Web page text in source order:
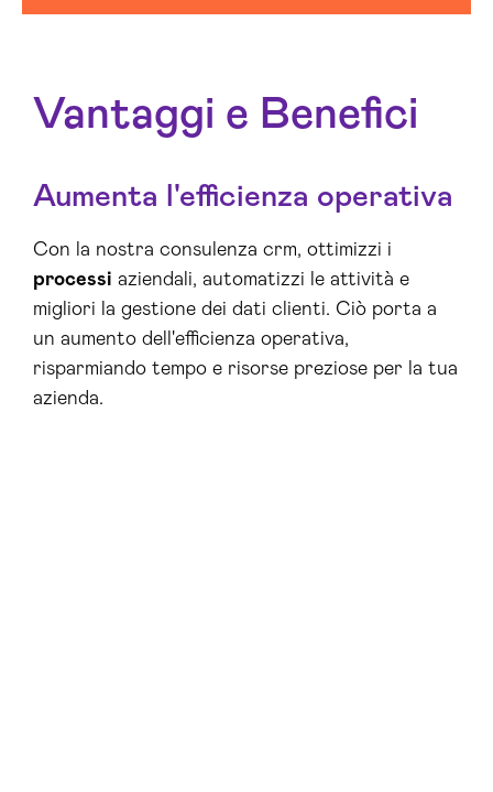
Vantaggi e Benefici
Aumenta l'efficienza operativa
Con la nostra consulenza crm, ottimizzi i
processi aziendali, automatizzi le attività e
migliori la gestione dei dati clienti. Ciò porta a
un aumento dell'efficienza operativa,
risparmiando tempo e risorse preziose per la tua
azienda.